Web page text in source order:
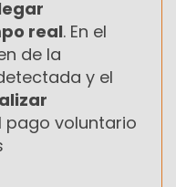
real. En el
de la
y el
pago voluntario